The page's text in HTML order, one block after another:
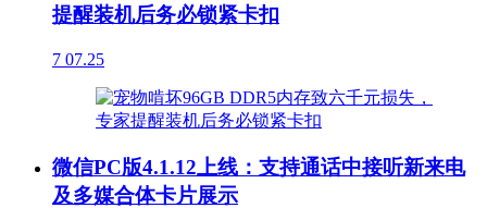
提醒装机后务必锁紧卡扣
7 07.25
微信PC版4.1.12上线：支持通话中接听新来电
及多媒合体卡片展示